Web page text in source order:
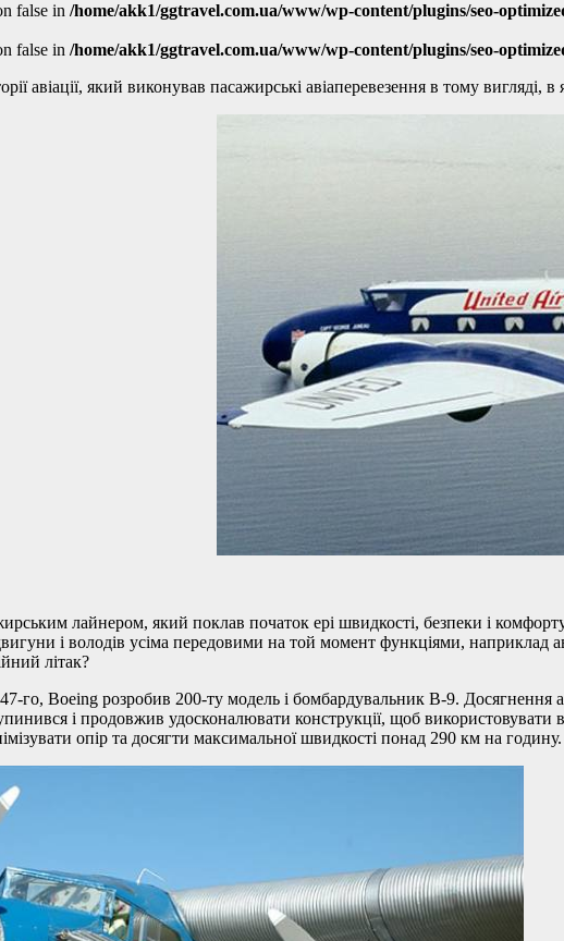
false in /home/akk1/ggtravel.com.ua/www/wp-content/plugins/seo-
false in /home/akk1/ggtravel.com.ua/www/wp-content/plugins/seo-
авіації, який виконував пасажирські авіаперевезення в тому вигляді,
лайнером, який поклав початок ері швидкості, безпеки і
і володів усіма передовими на той момент функціями, наприклад
літак?
го, Boeing розробив 200-ту модель і бомбардувальник B-9. Досягнення
і продовжив удосконалювати конструкції, щоб
опір та досягти максимальної швидкості понад 290 км на годину.